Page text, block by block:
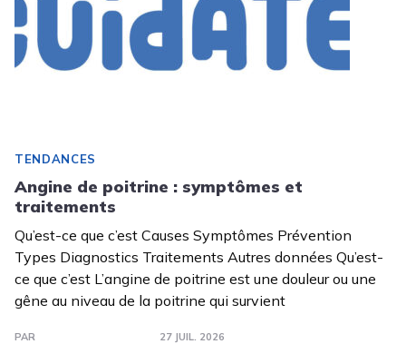
TENDANCES
Angine de poitrine : symptômes et
traitements
Qu’est-ce que c’est Causes Symptômes Prévention
Types Diagnostics Traitements Autres données Qu’est-
ce que c’est L’angine de poitrine est une douleur ou une
gêne au niveau de la poitrine qui survient
PAR
27 JUIL. 2026